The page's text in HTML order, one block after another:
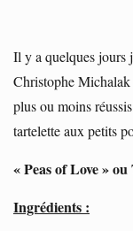
Il y a quelques jours
Christophe Michalak
plus ou moins
tartelette aux petits
« Peas of Love »
Ingrédients :